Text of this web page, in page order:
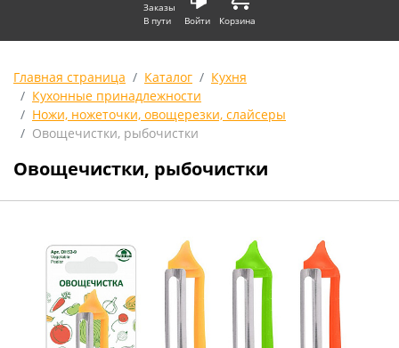
Заказы
В пути
Войти Корзина
Главная страница Каталог
Кухня
Кухонные принадлежности
Ножи, ножеточки, овощерезки, слайсеры
Овощечистки, рыбочистки
Овощечистки, рыбочистки